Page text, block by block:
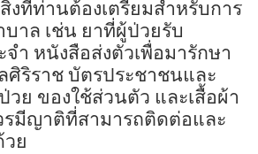
งที่ท่านต้องเตรียมสำหรับการ
บาล เช่น ยาที่ผู้ป่วยรับ
จำ หนังสือส่งตัวเพื่อมารักษา
ศิริราช บัตรประชาชนและ
วย ของใช้ส่วนตัว และเสื้อผ้า
มีญาติที่สามารถติดต่อและ
ย